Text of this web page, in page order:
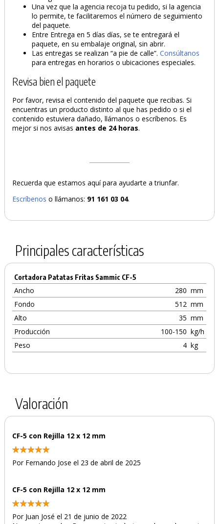
Una vez que la agencia recoja tu pedido, si la agencia
lo permite, te facilitaremos el número de seguimiento
del paquete.
Entre Entrega en 5 días días, se te entregará el
paquete, en su embalaje original, sin abrir.
Las entregas se realizan “a pie de calle”.Consúltanos
para entregas en horarios o ubicaciones especiales.
Revisa bien el paquete
Por favor, revisa el contenido del paquete que recibas. Si
encuentras un producto distinto al que has pedido o si el
contenido estuviera dañado, llámanos o escríbenos. Es
mejor si nos avisas antes de 24 horas.
Recuerda que estamos aquí para ayudarte a triunfar.
Escríbenos o llámanos: 91 161 03 04.
Principales características
Cortadora Patatas Fritas Sammic CF-5
Ancho 280 mm
Fondo
512 mm
Alto
35 mm
Producción
100-150 kg/h
Peso
4 kg
Valoración
CF-5 con Rejilla 12 x 12 mm
Por Fernando Jose el 23 de abril de 2025
CF-5 con Rejilla 12 x 12 mm
Por Juan José el 21 de junio de 2022